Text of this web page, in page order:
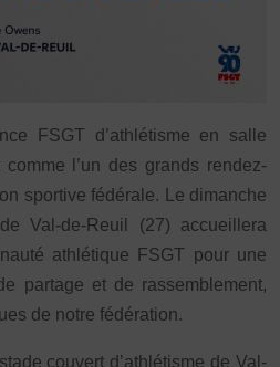
FSGT
professionnelle ALS
FSGT d’athlétisme en salle
comme l’un des grands rendez-
sportive fédérale. Le dimanche
Val-de-Reuil (27) accueillera
athlétique FSGT pour une
partage et de rassemblement,
de notre fédération.
couvert d’athlétisme de Val-